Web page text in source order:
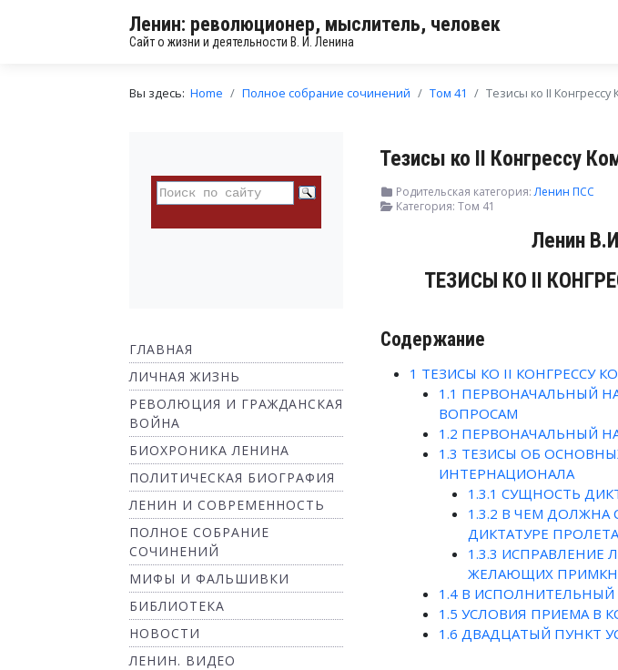
Ленин: революционер, мыслитель, человек
Сайт о жизни и деятельности В. И. Ленина
Вы здесь: Home Полное собрание сочинений Том 41 Тезисы ко II
ГЛАВНАЯ
ЛИЧНАЯ ЖИЗНЬ
РЕВОЛЮЦИЯ И ГРАЖДАНСКАЯ
ВОЙНА
БИОХРОНИКА ЛЕНИНА
ПОЛИТИЧЕСКАЯ БИОГРАФИЯ
ЛЕНИН И СОВРЕМЕННОСТЬ
ПОЛНОЕ СОБРАНИЕ
СОЧИНЕНИЙ
МИФЫ И ФАЛЬШИВКИ
БИБЛИОТЕКА
НОВОСТИ
ЛЕНИН. ВИДЕО
Тезисы ко II Конгрессу
Родительская категория:Ленин ПСС
Категория: Том 41
Ленин
ТЕЗИСЫ КО II
Содержание
1 ТЕЗИСЫ КО II КОНГРЕССУ
1.1 ПЕРВОНАЧАЛЬНЫЙ
ВОПРОСАМ
1.2 ПЕРВОНАЧАЛЬНЫЙ
1.3 ТЕЗИСЫ ОБ
ИНТЕРНАЦИОНАЛА
1.3.1 СУЩНОСТЬ
1.3.2 В ЧЕМ ДОЛЖНА
ДИКТАТУРЕ
1.3.3 ИСПРАВЛЕНИЕ
ЖЕЛАЮЩИХ
1.4 В ИСПОЛНИТЕЛЬНЫЙ
1.5 УСЛОВИЯ ПРИЕМА В
1.6 ДВАДЦАТЫЙ ПУНКТ